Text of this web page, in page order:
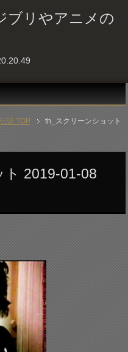
ブリやアニメの
説 TOP
th_スクリーンショット
2019-01-08